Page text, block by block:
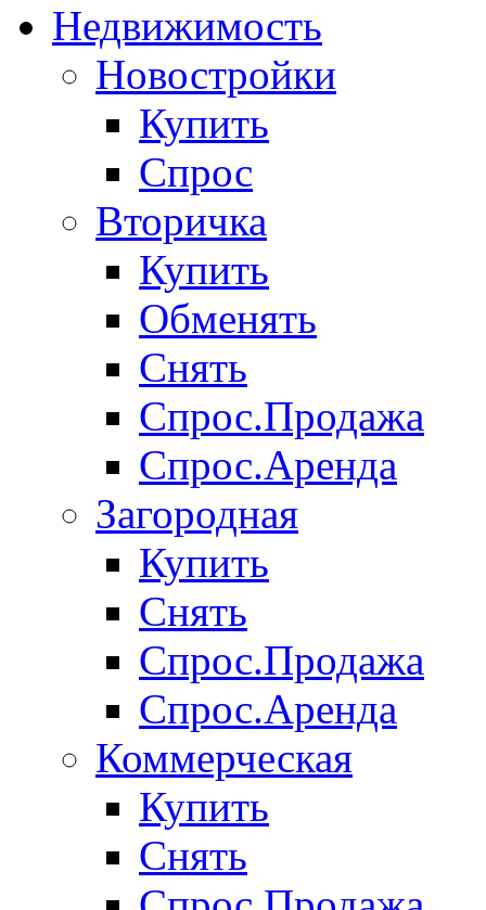
Недвижимость
Новостройки
Купить
Спрос
Вторичка
Купить
Обменять
Снять
Спрос.Продажа
Спрос.Аренда
Загородная
Купить
Снять
Спрос.Продажа
Спрос.Аренда
Коммерческая
Купить
Снять